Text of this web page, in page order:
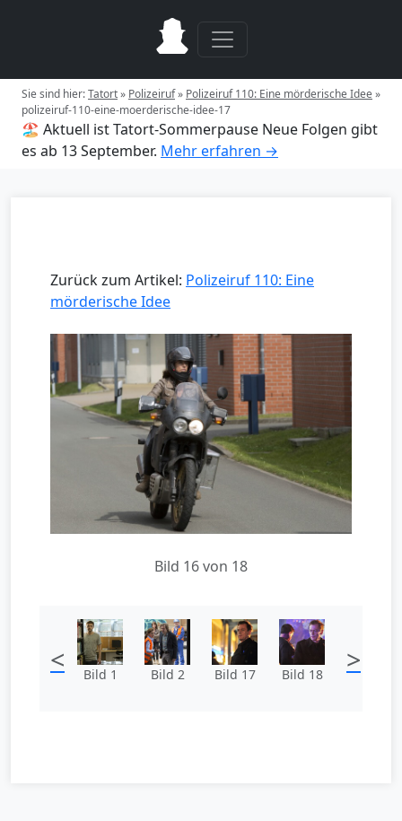
Sie sind hier:Tatort» Polizeiruf» Polizeiruf 110: Eine mörderische Idee»
polizeiruf-110-eine-moerderische-idee-17
🏖️ Aktuell ist Tatort-Sommerpause Neue Folgen gibt
es ab 13 September. Mehr erfahren →
Zurück zum Artikel: Polizeiruf 110: Eine
mörderische Idee
Bild 16 von 18
< Bild 1 Bild 2 Bild 17 Bild 18 >